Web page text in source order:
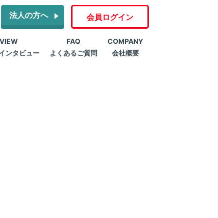
法人の方へ 会員ログイン
ンタビュー
FAQ
よくあるご質問
COMPANY
会社概要